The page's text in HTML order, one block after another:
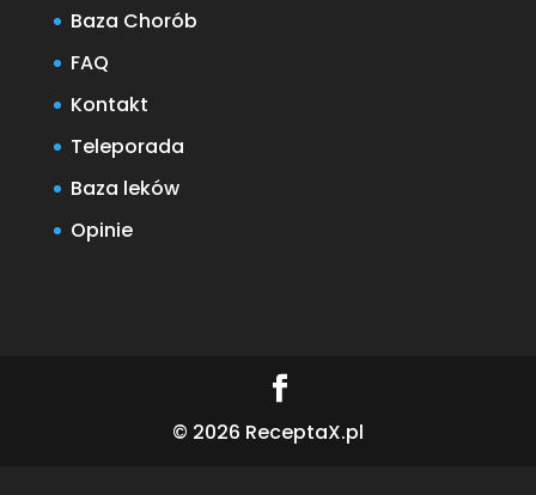
Baza Chorób
FAQ
Kontakt
Teleporada
Baza leków
Opinie
© 2026 ReceptaX.pl